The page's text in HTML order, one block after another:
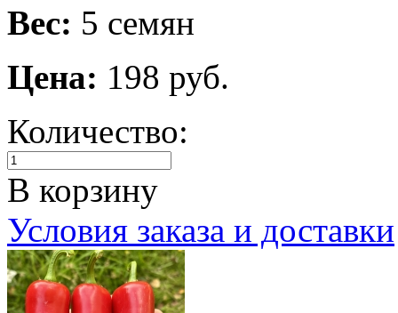
Вес: 5 семян
Цена: 198 руб.
Количество:
В корзину
Условия заказа и доставки